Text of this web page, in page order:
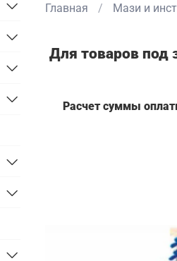
Главная Мази и
Для товаров под
Расчет суммы